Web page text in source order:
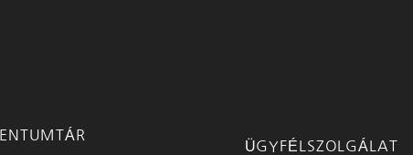
ÜGYFÉLSZOLGÁLAT